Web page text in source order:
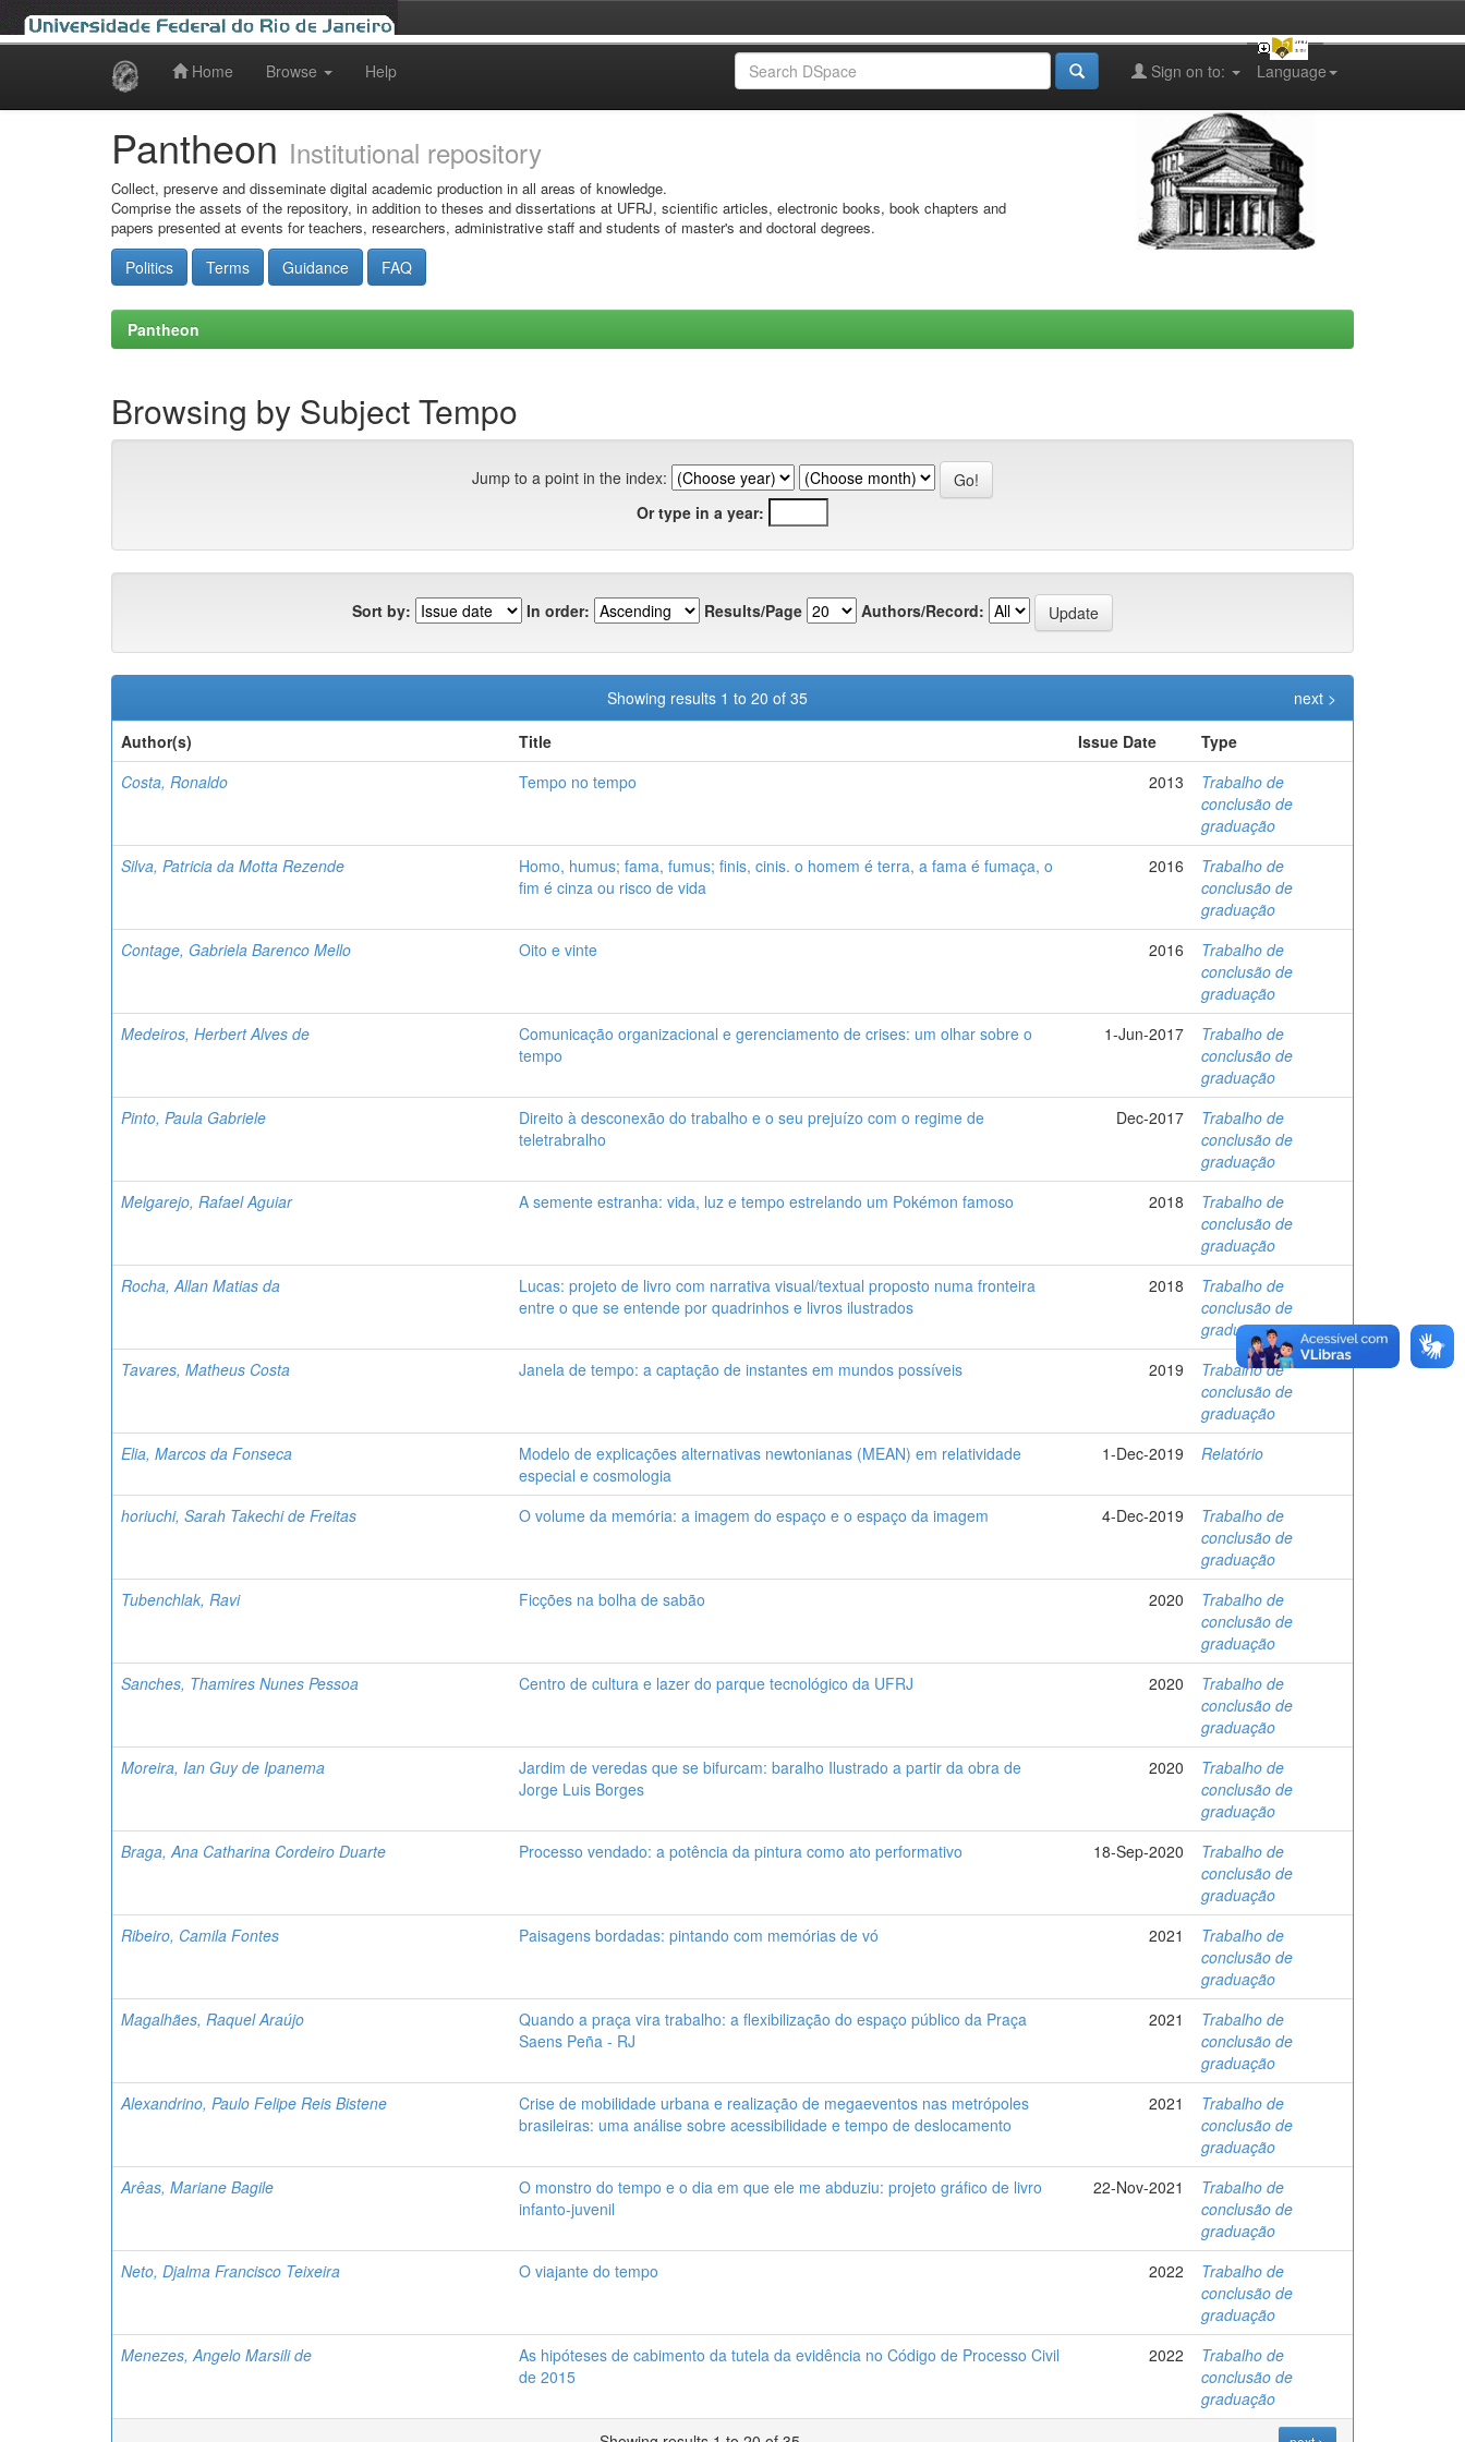
Home Browse Help Language
Sign on to:
Pantheon Institutional repository
Collect, preserve and disseminate digital academic production in all areas of knowledge.
Comprise the assets of the repository, in addition to theses and dissertations at UFRJ, scientific articles, electronic books, book chapters and
papers presented at events for teachers, researchers, administrative staff and students of master's and doctoral degrees.
Politics Terms Guidance FAQ
Pantheon
Browsing by Subject Tempo
Jump to a point in the index:
Or type in a year:
Sort by: In order: Results/Page Authors/Record:
Showing results 1 to 20 of 35
next >
Author(s)
Title Issue Date
Type
Costa, Ronaldo
Tempo no tempo 2013
Trabalho de
conclusão de
graduação
Silva, Patricia da Motta Rezende
Homo, humus; fama, fumus; finis, cinis. o homem é terra, a fama é fumaça, o
fim é cinza ou risco de vida
2016
Trabalho de
conclusão de
graduação
Contage, Gabriela Barenco Mello
Oito e vinte 2016
Trabalho de
conclusão de
graduação
Medeiros, Herbert Alves de
Comunicação organizacional e gerenciamento de crises: um olhar sobre o
tempo
1-Jun-2017
Trabalho de
conclusão de
graduação
Pinto, Paula Gabriele
Direito à desconexão do trabalho e o seu prejuízo com o regime de
teletrabralho
Dec-2017
Trabalho de
conclusão de
graduação
Melgarejo, Rafael Aguiar
A semente estranha: vida, luz e tempo estrelando um Pokémon famoso 2018
Trabalho de
conclusão de
graduação
Rocha, Allan Matias da
Lucas: projeto de livro com narrativa visual/textual proposto numa fronteira
entre o que se entende por quadrinhos e livros ilustrados
2018
Trabalho de
conclusão de
graduação
Tavares, Matheus Costa
Janela de tempo: a captação de instantes em mundos possíveis 2019
Trabalho de
conclusão de
graduação
Elia, Marcos da Fonseca
Modelo de explicações alternativas newtonianas (MEAN) em relatividade
especial e cosmologia
1-Dec-2019 Relatório
horiuchi, Sarah Takechi de Freitas O volume da memória: a imagem do espaço e o espaço da imagem 4-Dec-2019
Trabalho de
conclusão de
graduação
Tubenchlak, Ravi
Ficções na bolha de sabão 2020
Trabalho de
conclusão de
graduação
Sanches, Thamires Nunes Pessoa
Centro de cultura e lazer do parque tecnológico da UFRJ 2020
Trabalho de
conclusão de
graduação
Moreira, Ian Guy de Ipanema
Jardim de veredas que se bifurcam: baralho Ilustrado a partir da obra de
Jorge Luis Borges
2020
Trabalho de
conclusão de
graduação
Braga, Ana Catharina Cordeiro Duarte
Processo vendado: a potência da pintura como ato performativo 18-Sep-2020
Trabalho de
conclusão de
graduação
Ribeiro, Camila Fontes
Paisagens bordadas: pintando com memórias de vó 2021
Trabalho de
conclusão de
graduação
Magalhães, Raquel Araújo
Quando a praça vira trabalho: a flexibilização do espaço público da Praça
Saens Peña - RJ
2021
Trabalho de
conclusão de
graduação
Alexandrino, Paulo Felipe Reis Bistene
Crise de mobilidade urbana e realização de megaeventos nas metrópoles
brasileiras: uma análise sobre acessibilidade e tempo de deslocamento
2021
Trabalho de
conclusão de
graduação
Arêas, Mariane Bagile
O monstro do tempo e o dia em que ele me abduziu: projeto gráfico de livro
infanto-juvenil
22-Nov-2021
Trabalho de
conclusão de
graduação
Neto, Djalma Francisco Teixeira
O viajante do tempo 2022
Trabalho de
conclusão de
graduação
Menezes, Angelo Marsili de
As hipóteses de cabimento da tutela da evidência no Código de Processo Civil
de 2015
2022
Trabalho de
conclusão de
graduação